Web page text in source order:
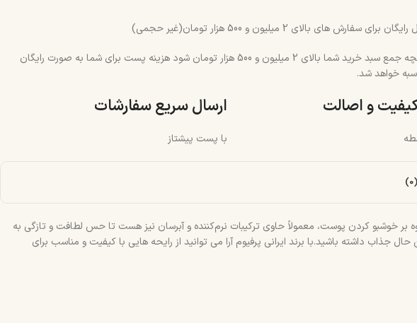
برای سفارش های بالای 2 میلیون و 500 هزار تومان(غیر حجمی)
چنانچه جمع سبد خرید شما بالای 2 میلیون و 500 هزار تومان شود هزینه پست برای شما به صورت رایگان
خواهد شد.
و اصالت ارسال سریع سفارشات
با پست پیشتاز
بر خوشبو کردن پوست، معمولاً حاوی ترکیبات نرم‌کننده و آبرسان نیز هست تا حس لطافت و تازگی به
داشته باشید.با برند ایرانی پرفیوم آرا می‌ توانید از رایحه‌ هایی با کیفیت و مناسب برای